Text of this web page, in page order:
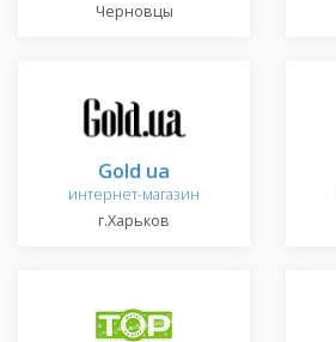
Черновцы
Gold ua
интернет-магазин
г.Харьков